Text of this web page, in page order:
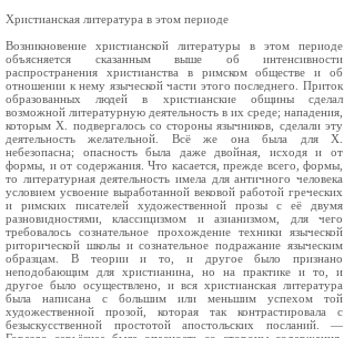
Христианская литература в этом периоде
Возникновение христианской литературы в этом периоде
объясняется сказанным выше об интенсивности
распространения христианства в римском обществе и об
отношении к нему языческой части этого последнего. Приток
образованных людей в христианские общины сделал
возможной литературную деятельность в их среде; нападения,
которым X. подвергалось со стороны язычников, сделали эту
деятельность желательной. Всё же она была для X.
небезопасна; опасность была даже двойная, исходя и от
формы, и от содержания. Что касается, прежде всего, формы,
то литературная деятельность имела для античного человека
условием усвоение выработанной вековой работой греческих
и римских писателей художественной прозы с её двумя
разновидностями, классицизмом и азианизмом, для чего
требовалось сознательное прохождение техники языческой
риторической школы и сознательное подражание языческим
образцам. В теории и то, и другое было признано
неподобающим для христианина, но на практике и то, и
другое было осуществлено, и вся христианская литература
была написана с большим или меньшим успехом той
художественной прозой, которая так контрастировала с
безыскусственной простотой апостольских посланий. —